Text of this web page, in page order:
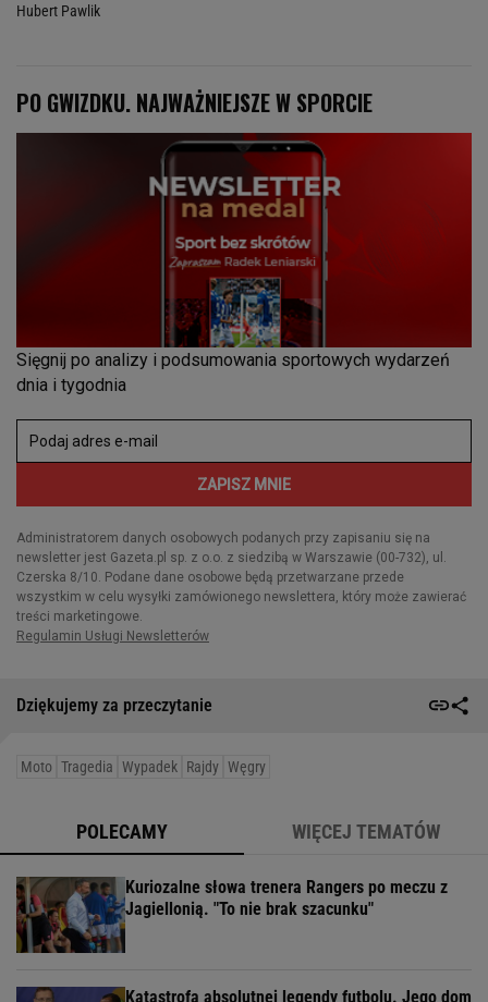
Hubert Pawlik
Dziękujemy za przeczytanie
Moto Tragedia Wypadek Rajdy Węgry
POLECAMY WIĘCEJ TEMATÓW
Kuriozalne słowa trenera Rangers po meczu z
Jagiellonią. "To nie brak szacunku"
Katastrofa absolutnej legendy futbolu. Jego dom